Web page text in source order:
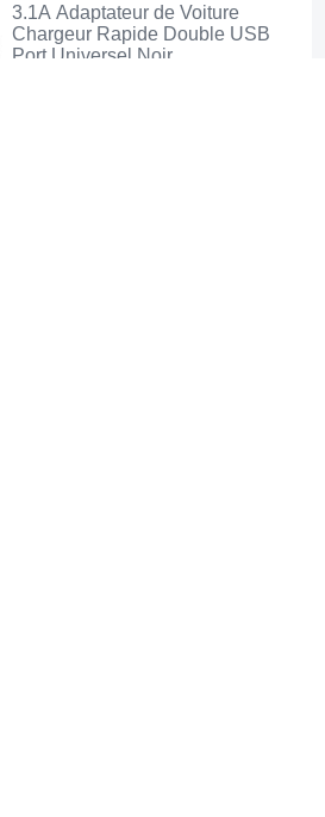
3.1A Adaptateur de Voiture
Chargeur Rapide Double USB
Port Universel Noir